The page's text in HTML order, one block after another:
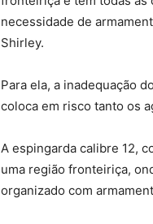
necessidade de
Shirley.
Para ela, a inadequação
coloca em risco tanto os
A espingarda calibre 12,
uma região fronteiriça,
organizado com